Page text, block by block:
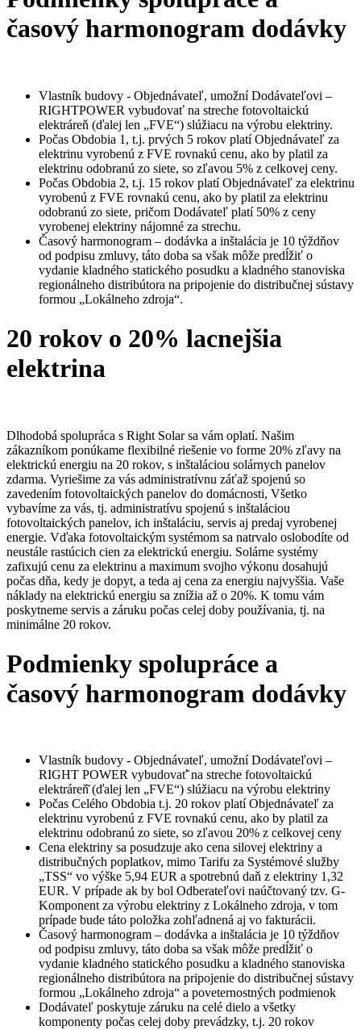
časový harmonogram dodávky
Vlastník budovy - Objednávateľ, umožní Dodávateľovi –
RIGHTPOWER vybudovať na streche fotovoltaickú
elektráreň (ďalej len „FVE“) slúžiacu na výrobu elektriny.
Počas Obdobia 1, t.j. prvých 5 rokov platí Objednávateľ za
elektrinu vyrobenú z FVE rovnakú cenu, ako by platil za
elektrinu odobranú zo siete, so zľavou 5% z celkovej ceny.
Počas Obdobia 2, t.j. 15 rokov platí Objednávateľ za elektrinu
vyrobenú z FVE rovnakú cenu, ako by platil za elektrinu
odobranú zo siete, pričom Dodávateľ platí 50% z ceny
vyrobenej elektriny nájomné za strechu.
Časový harmonogram – dodávka a inštalácia je 10 týždňov
od podpisu zmluvy, táto doba sa však môže predĺžiť o
vydanie kladného statického posudku a kladného stanoviska
regionálneho distribútora na pripojenie do distribučnej sústavy
formou „Lokálneho zdroja“.
20 rokov o 20% lacnejšia
elektrina
Dlhodobá spolupráca s Right Solar sa vám oplatí. Našim
zákazníkom ponúkame flexibilné riešenie vo forme 20% zľavy na
elektrickú energiu na 20 rokov, s inštaláciou solárnych panelov
zdarma. Vyriešime za vás administratívnu záťaž spojenú so
zavedením fotovoltaických panelov do domácnosti, Všetko
vybavíme za vás, tj. administratívu spojenú s inštaláciou
fotovoltaických panelov, ich inštaláciu, servis aj predaj vyrobenej
energie. Vďaka fotovoltaickým systémom sa natrvalo oslobodíte od
neustále rastúcich cien za elektrickú energiu. Solárne systémy
zafixujú cenu za elektrinu a maximum svojho výkonu dosahujú
počas dňa, kedy je dopyt, a teda aj cena za energiu najvyššia. Vaše
náklady na elektrickú energiu sa znížia až o 20%. K tomu vám
poskytneme servis a záruku počas celej doby používania, tj. na
minimálne 20 rokov.
Podmienky spolupráce a
časový harmonogram dodávky
Vlastník budovy - Objednávateľ, umožní Dodávateľovi –
RIGHT POWER vybudovať̌ na streche fotovoltaickú
elektráreň̌ (ďalej len „FVE“) slúžiacu na výrobu elektriny
Počas Celého Obdobia t.j. 20 rokov platí Objednávateľ za
elektrinu vyrobenú z FVE rovnakú cenu, ako by platil za
elektrinu odobranú zo siete, so zľavou 20% z celkovej ceny
Cena elektriny sa posudzuje ako cena silovej elektriny a
distribučných poplatkov, mimo Tarifu za Systémové služby
„TSS“ vo výške 5,94 EUR a spotrebnú daň z elektriny 1,32
EUR. V prípade ak by bol Odberateľovi naúčtovaný tzv. G-
Komponent za výrobu elektriny z Lokálneho zdroja, v tom
prípade bude táto položka zohľadnená aj vo fakturácii.
Časový harmonogram – dodávka a inštalácia je 10 týždňov
od podpisu zmluvy, táto doba sa však môže predĺžiť o
vydanie kladného statického posudku a kladného stanoviska
regionálneho distribútora na pripojenie do distribučnej sústavy
formou „Lokálneho zdroja“ a poveternostných podmienok
Dodávateľ poskytuje záruku na celé dielo a všetky
komponenty počas celej doby prevádzky, t.j. 20 rokov